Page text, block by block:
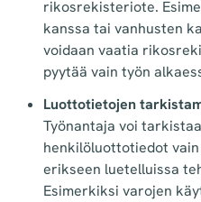
rikosrekisteriote.
kanssa tai vanhusten
voidaan vaatia
pyytää vain työn
Luottotietojen
Työnantaja voi
henkilöluottotiedot
erikseen luetelluissa
Esimerkiksi varojen